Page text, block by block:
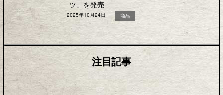
ツ」を発売
2025年10月24日 商品
注目記事